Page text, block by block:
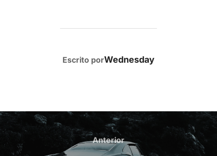
AUTOR DE LA PUBLICACIÓN
Escrito porWednesday
Navegación
de
Anterior
Anterior